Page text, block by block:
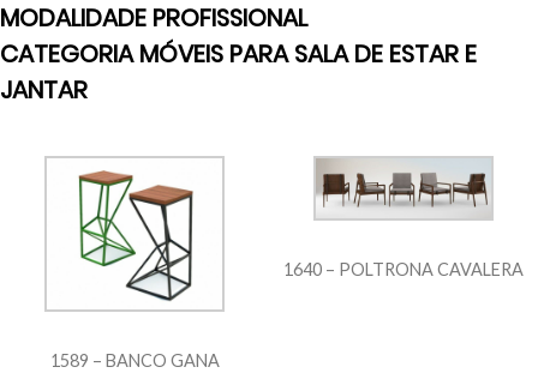
MODALIDADE PROFISSIONAL
CATEGORIA MÓVEIS PARA SALA DE ESTAR E
JANTAR
1589 – BANCO GANA
1640 – POLTRONA CAVALERA